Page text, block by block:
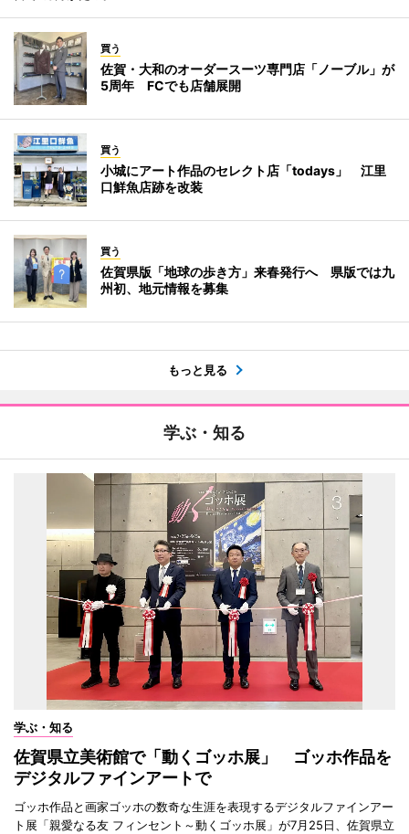
買う
佐賀・大和のオーダースーツ専門店「ノーブル」が
5周年 FCでも店舗展開
買う
小城にアート作品のセレクト店「todays」 江里
口鮮魚店跡を改装
買う
佐賀県版「地球の歩き方」来春発行へ 県版では九
州初、地元情報を募集
もっと見る
学ぶ・知る
学ぶ・知る
佐賀県立美術館で「動くゴッホ展」 ゴッホ作品を
デジタルファインアートで
ゴッホ作品と画家ゴッホの数奇な生涯を表現するデジタルファインアー
ト展「親愛なる友 フィンセント～動くゴッホ展」が7月25日、佐賀県立